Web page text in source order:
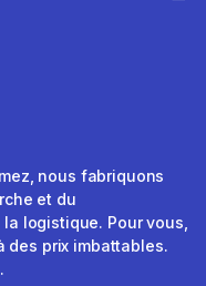
nous fabriquons
et du
logistique. Pour vous,
des prix imbattables.